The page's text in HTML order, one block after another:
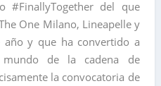
#FinallyTogether del que
One Milano, Lineapelle y
año y que ha convertido a
de la cadena de
la convocatoria de